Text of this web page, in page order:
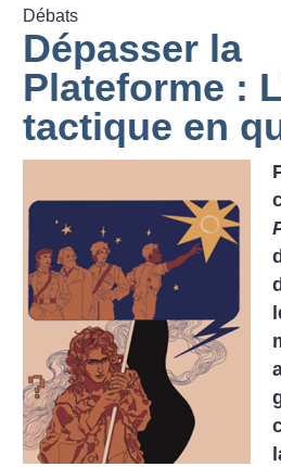
Débats
Dépasser la
Plateforme :
tactique en